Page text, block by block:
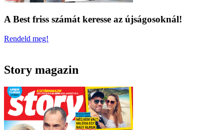
A Best friss számát keresse az újságosoknál!
Rendeld meg!
Story magazin